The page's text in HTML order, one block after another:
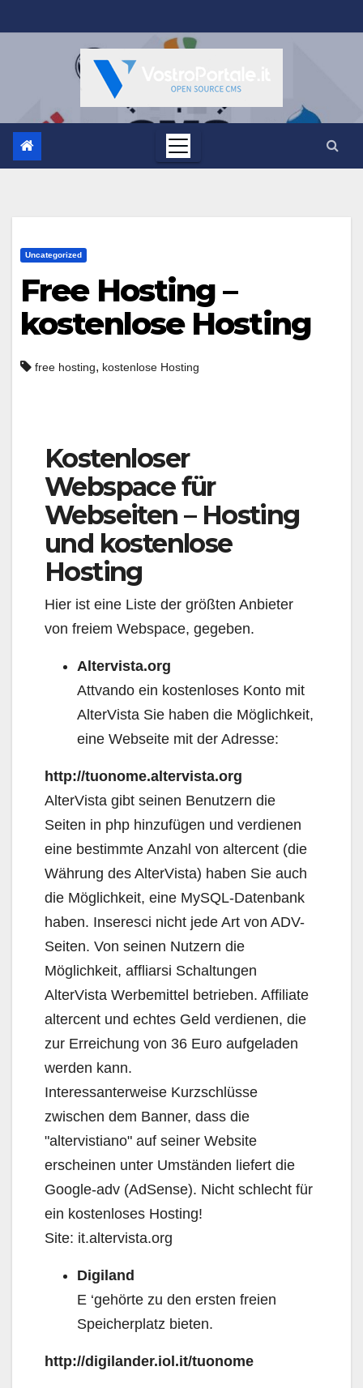
al
Uncategorized
Free Hosting –
kostenlose Hosting
free hosting, kostenlose Hosting
Kostenloser
Webspace für
Webseiten – Hosting
und kostenlose
Hosting
Hier ist eine Liste der größten Anbieter
von freiem Webspace, gegeben.
Altervista.org
Attvando ein kostenloses Konto mit
AlterVista Sie haben die Möglichkeit,
eine Webseite mit der Adresse:
http://tuonome.altervista.org
AlterVista gibt seinen Benutzern die
Seiten in php hinzufügen und verdienen
eine bestimmte Anzahl von altercent (die
Währung des AlterVista) haben Sie auch
die Möglichkeit, eine MySQL-Datenbank
haben. Inseresci nicht jede Art von ADV-
Seiten. Von seinen Nutzern die
Möglichkeit, affliarsi Schaltungen
AlterVista Werbemittel betrieben. Affiliate
altercent und echtes Geld verdienen, die
zur Erreichung von 36 Euro aufgeladen
werden kann.
Interessanterweise Kurzschlüsse
zwischen dem Banner, dass die
"altervistiano" auf seiner Website
erscheinen unter Umständen liefert die
Google-adv (AdSense). Nicht schlecht für
ein kostenloses Hosting!
Site: it.altervista.org
Digiland
E ‘gehörte zu den ersten freien
Speicherplatz bieten.
http://digilander.iol.it/tuonome